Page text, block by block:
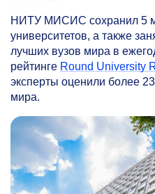
НИТУ МИСИС сохранил 5
университетов, а также
лучших вузов мира в
рейтинге Round University
эксперты оценили более
мира.